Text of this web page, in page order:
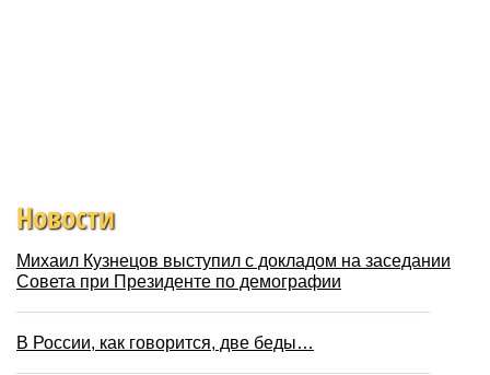
Новости
Михаил Кузнецов выступил с докладом на заседании
Совета при Президенте по демографии
В России, как говорится, две беды…